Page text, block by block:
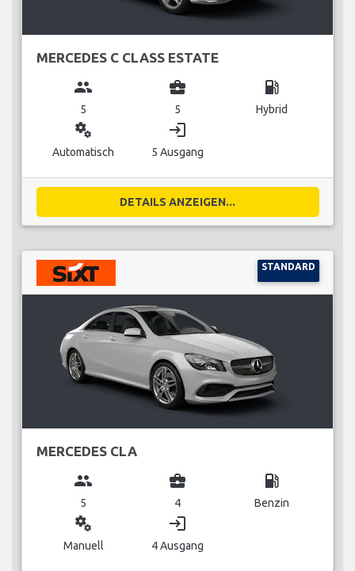
MERCEDES C CLASS ESTATE
group
5
business_center
5
local_gas_station
Hybrid
miscellaneous_services
Automatisch
login
5 Ausgang
DETAILS ANZEIGEN...
STANDARD
MERCEDES CLA
group
5
business_center
4
local_gas_station
Benzin
miscellaneous_services
Manuell
login
4 Ausgang